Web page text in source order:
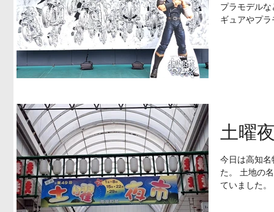
プラモデル
ギュアやプ
土曜
今日は高知
た。 土地の
ていました